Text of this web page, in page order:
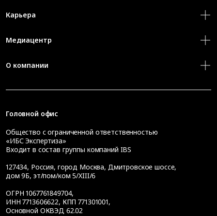
Карьера
Медиацентр
О компании
Головной офис
Общество с ограниченной ответственностью
«ИБС Экспертиза»
Входит в состав группы компаний IBS
127434, Россия, город Москва, Дмитровское шоссе,
дом 9Б, эт/пом/ком 5/XIII/6
ОГРН 1067761849704,
ИНН 7713606622, КПП 771301001,
Основной ОКВЭД 62.02